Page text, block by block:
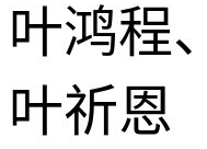
叶鸿程
叶祈恩